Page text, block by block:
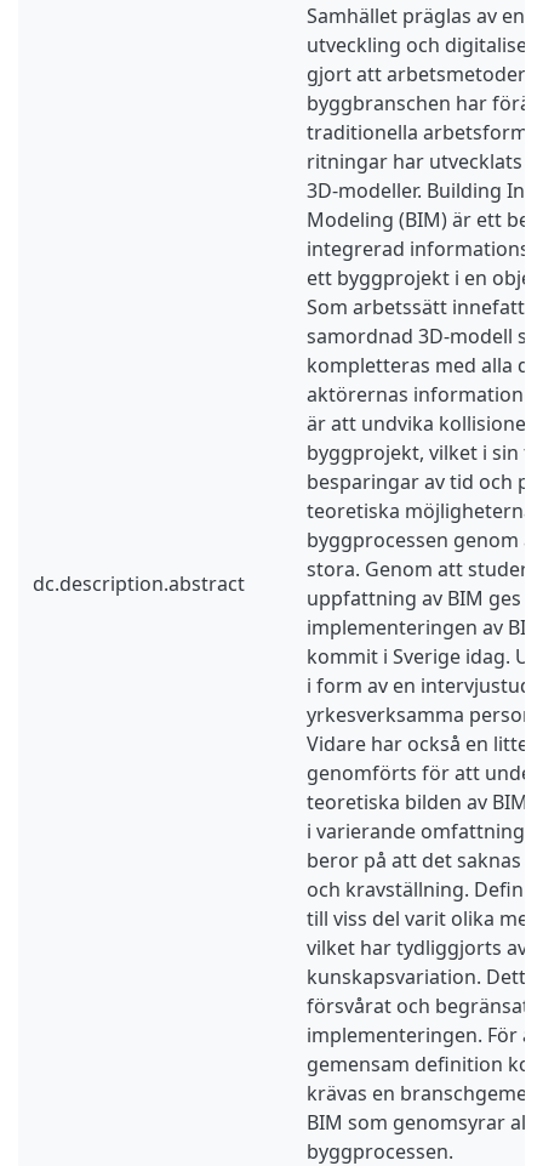
dc.description.abstract
Samhället präglas av en
utveckling och
gjort att
byggbranschen har
traditionella
ritningar har utvecklats
3D-modeller. Building
Modeling (BIM) är ett
integrerad
ett byggprojekt i en
Som arbetssätt
samordnad 3D-modell
kompletteras med alla
aktörernas information.
är att undvika kollisioner
byggprojekt, vilket i sin
besparingar av tid och
teoretiska möjligheterna
byggprocessen genom
stora. Genom att
uppfattning av BIM ges
implementeringen av
kommit i Sverige idag.
i form av en
yrkesverksamma
Vidare har också en
genomförts för att
teoretiska bilden av BIM.
i varierande omfattning,
beror på att det saknas
och kravställning.
till viss del varit olika
vilket har tydliggjorts av
kunskapsvariation. Detta
försvårat och begränsat
implementeringen. För
gemensam definition
krävas en
BIM som genomsyrar
byggprocessen.